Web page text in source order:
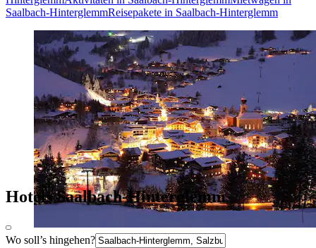
Saalbach-HinterglemmReisepakete in Saalbach-Hinterglemm
Hotels Saalbach-Hinterglemm
Wo soll’s hingehen?